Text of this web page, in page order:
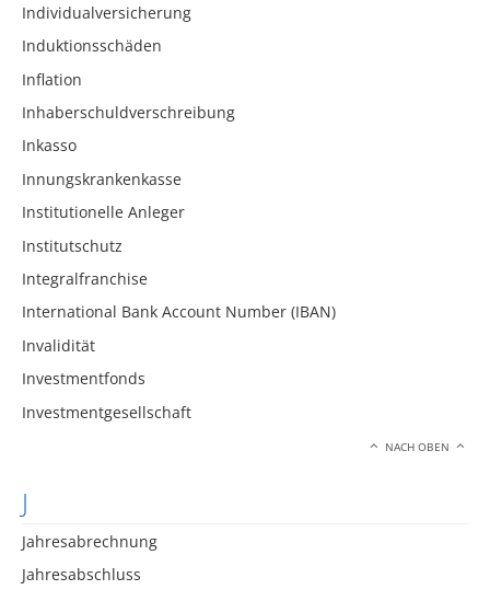
Individualversicherung
Induktionsschäden
Inflation
Inhaberschuldverschreibung
Inkasso
Innungskrankenkasse
Institutionelle Anleger
Institutschutz
Integralfranchise
International Bank Account Number (IBAN)
Invalidität
Investmentfonds
Investmentgesellschaft
NACH OBEN
J
Jahresabrechnung
Jahresabschluss